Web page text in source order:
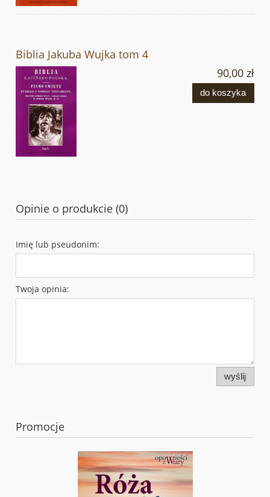
Biblia Jakuba Wujka tom 4
90,00 zł
do koszyka
Opinie o produkcie (0)
Imię lub pseudonim:
Twoja opinia:
wyślij
Promocje